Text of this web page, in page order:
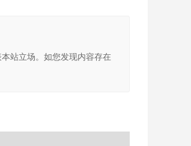
站立场。如您发现内容存在